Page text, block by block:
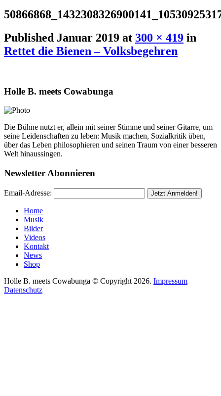
Published Januar 2019 at 300 × 419 in
Rettet die Bienen – Volksbegehren
Holle B. meets Cowabunga
Die Bühne nutzt er, allein mit seiner Stimme und seiner Gitarre, um
seine Leidenschaften zu leben: Musik machen, Sozialkritik üben,
über das Leben philosophieren und seinen Traum von einer besseren
Welt hinaussingen.
Newsletter Abonnieren
Email-Adresse:
Home
Musik
Bilder
Videos
Kontakt
News
Shop
Holle B. meets Cowabunga © Copyright 2026. Impressum
Datenschutz